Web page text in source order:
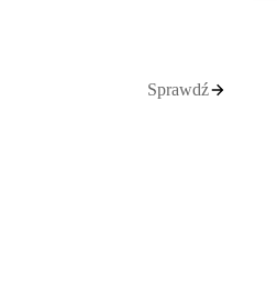
Sprawdź